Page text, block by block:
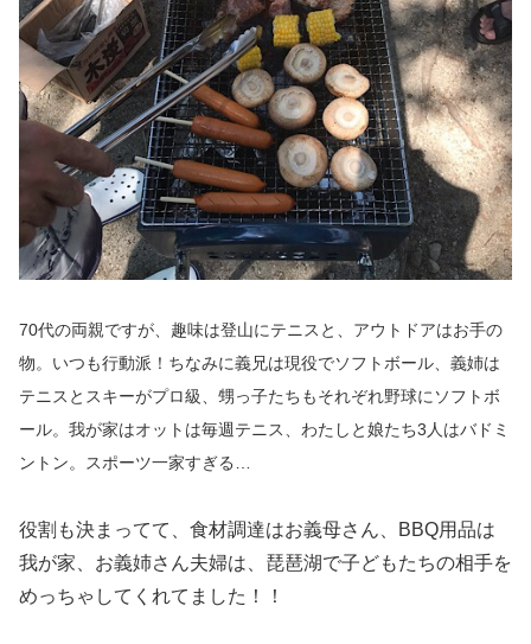
70代の両親ですが、趣味は登山にテニスと、アウトドアはお手の
物。いつも行動派！ちなみに義兄は現役でソフトボール、義姉は
テニスとスキーがプロ級、甥っ子たちもそれぞれ野球にソフトボ
ール。我が家はオットは毎週テニス、わたしと娘たち3人はバドミ
ントン。スポーツ一家すぎる …
役割も決まってて、食材調達はお義母さん、 BBQ用品は
我が家、お義姉さん夫婦は、琵琶湖で子どもたちの相手を
めっちゃしてくれてました！！